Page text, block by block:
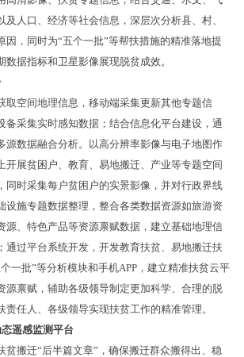
及人口、经济等社会信息，深层次分析县、村、
因，同时为“五个一批”等帮扶措施的精准落地提
据指标和卫星影像展现脱贫成效。
空间地理信息，移动端采集更新其他专题信
备采集实时感知数据；结合信息化平台建设，通
源数据融合分析。以高分辨率影像与电子地图作
开展贫困户、教育、易地搬迁、产业等专题空间
同时采集每户贫困户的实景影像，并对行政界线
设施专题数据整理，整合各类数据资源如旅游资
源、特色产品等资源禀赋数据，建立基础地理信
通过平台系统开发，开发教育扶贫、易地搬迁扶
一批”等分析模块和手机APP，建立精准扶贫云平
源禀赋，辅助各级领导制定更加科学、合理的脱
责任人、各级领导实现扶贫工作的精准管理。
遥感监测平台
搬迁“后半篇文章”，确保搬迁群众搬得出、稳